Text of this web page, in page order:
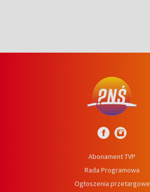
Abonament TVP
Rada Programowa
Ogłoszenia przetargowe